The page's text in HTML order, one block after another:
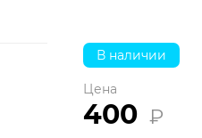
В наличии
Цена
400 ₽